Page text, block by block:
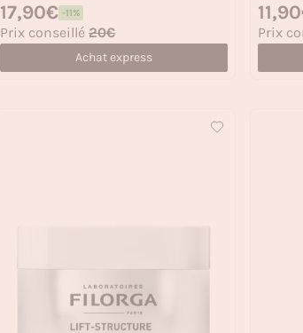
Prix soldé
17,90€ -11%
Prix habituel
Prix conseillé 20€
Achat express
Prix
Prix
Prix